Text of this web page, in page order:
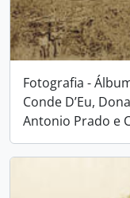
Fotografia -
Conde D’Eu,
Antonio Prado e